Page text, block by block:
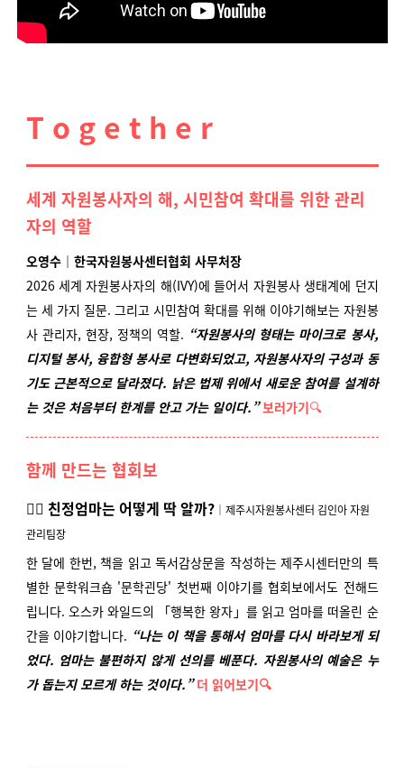
T o g e t h e r
세계 자원봉사자의 해, 시민참여 확대를 위한 관리
자의 역할
오영수｜ 한국자원봉사센터협회 사무처장
2026 세계 자원봉사자의 해(IVY)에 들어서 자원봉사 생태계에 던지
는 세 가지 질문. 그리고 시민참여 확대를 위해 이야기해보는 자원봉
사 관리자, 현장, 정책의 역할. “자원봉사의 형태는 마이크로 봉사,
디지털 봉사, 융합형 봉사로 다변화되었고, 자원봉사자의 구성과 동
기도 근본적으로 달라졌다. 낡은 법제 위에서 새로운 참여를 설계하
는 것은 처음부터 한계를 안고 가는 일이다.” 보러가기🔍
함께 만드는 협회보
✍🏻 친정엄마는 어떻게 딱 알까?｜제주시자원봉사센터 김인아 자원
관리팀장
한 달에 한번, 책을 읽고 독서감상문을 작성하는 제주시센터만의 특
별한 문학워크숍 '문학괸당' 첫번째 이야기를 협회보에서도 전해드
립니다. 오스카 와일드의 「행복한 왕자」를 읽고 엄마를 떠올린 순
간을 이야기합니다. “나는 이 책을 통해서 엄마를 다시 바라보게 되
었다. 엄마는 불편하지 않게 선의를 베푼다. 자원봉사의 예술은 누
가 돕는지 모르게 하는 것이다.” 더 읽어보기🔍